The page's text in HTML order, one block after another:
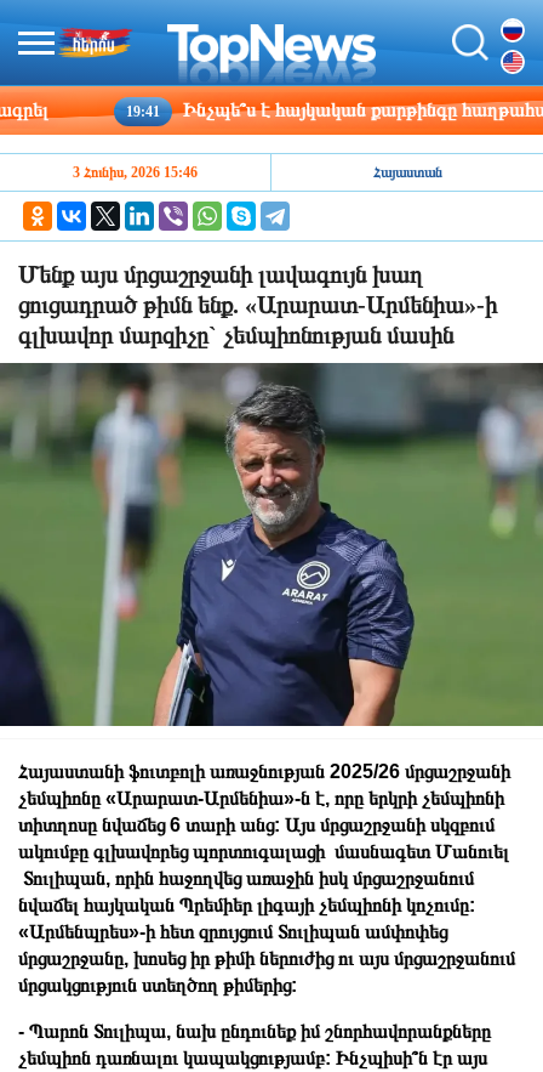
19:41 Ինչպե՞ս է հայկական քարթինգը հաղթահարում
3 Հունիս, 2026 15:46 Հայաստան
Մենք այս մրցաշրջանի լավագույն խաղ
ցուցադրած թիմն ենք. «Արարատ-Արմենիա»-ի
գլխավոր մարզիչը` չեմպիոնության մասին
Հայաստանի ֆուտբոլի առաջնության 2025/26 մրցաշրջանի
չեմպիոնը «Արարատ-Արմենիա»-ն է, որը երկրի չեմպիոնի
տիտղոսը նվաճեց 6 տարի անց: Այս մրցաշրջանի սկզբում
ակումբը գլխավորեց պորտուգալացի մասնագետ Մանուել
Տուլիպան, որին հաջողվեց առաջին իսկ մրցաշրջանում
նվաճել հայկական Պրեմիեր լիգայի չեմպիոնի կոչումը:
«Արմենպրես»-ի հետ զրույցում Տուլիպան ամփոփեց
մրցաշրջանը, խոսեց իր թիմի ներուժից ու այս մրցաշրջանում
մրցակցություն ստեղծող թիմերից:
- Պարոն Տուլիպա, նախ ընդունեք իմ շնորհավորանքները
չեմպիոն դառնալու կապակցությամբ: Ինչպիսի՞ն էր այս